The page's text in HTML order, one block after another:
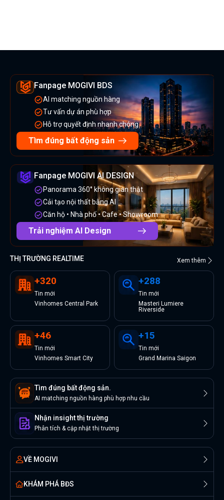
Fanpage MOGIVI BDS
AI matching nguồn hàng
Tư vấn dự án phù hợp
Hỗ trợ quyết định nhanh chóng
Tìm đúng bất động sản
Fanpage MOGIVI AI DESIGN
Panorama 360° không gian thật
Cải tạo nội thất bằng AI
Căn hộ • Nhà phố • Cafe • Showroom
Trải nghiệm AI Design
THỊ TRƯỜNG REALTIME Xem thêm
+320
Tin mới
Vinhomes Central Park
+288
Tin mới
Masteri Lumiere
Riverside
+46
Tin mới
Vinhomes Smart City
+15
Tin mới
Grand Marina Saigon
Tìm đúng bất động sản.
AI matching nguồn hàng phù hợp nhu cầu
Nhận insight thị trường
Phân tích & cập nhật thị trường
VỀ MOGIVI
KHÁM PHÁ BĐS